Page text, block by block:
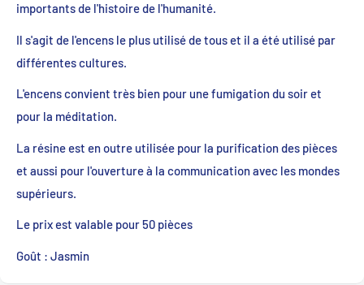
importants de l'histoire de l'humanité.
Il s'agit de l'encens le plus utilisé de tous et il a été utilisé par
différentes cultures.
L'encens convient très bien pour une fumigation du soir et
pour la méditation.
La résine est en outre utilisée pour la purification des pièces
et aussi pour l'ouverture à la communication avec les mondes
supérieurs.
Le prix est valable pour 50 pièces
Goût : Jasmin